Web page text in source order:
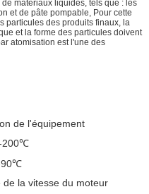
matériaux liquides, tels que : les
et de pâte pompable, Pour cette
particules des produits finaux, la
et la forme des particules doivent
atomisation est l'une des
de l'équipement
200℃
90℃
la vitesse du moteur